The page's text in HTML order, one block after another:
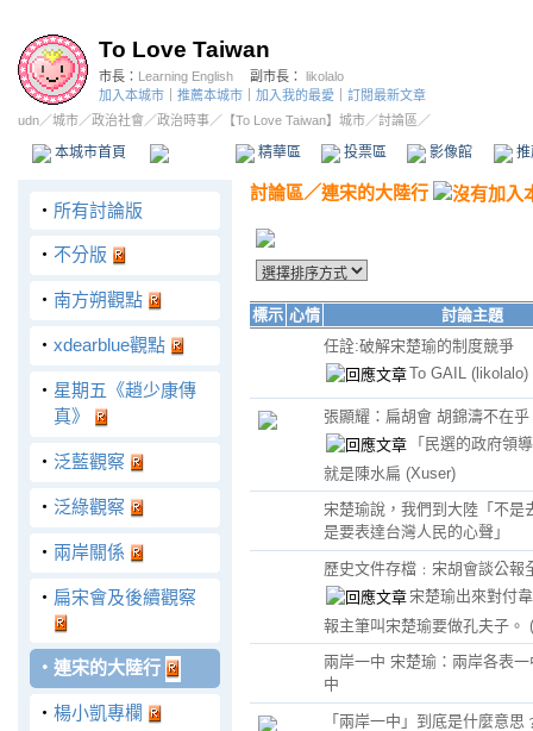
To Love Taiwan
市長： Learning English 副市長： likolalo
加入本城市
推薦本城市 加入我的最愛
訂閱最新文章
udn／城市／政治社會 ／政治時事／ 【To Love Taiwan】城市／討論區／
本城市首頁 精華區 投票區 影像館
‧ 所有討論版
‧ 不分版
‧ 南方朔觀點
‧ xdearblue觀點
‧ 星期五《趙少康傳
真》
‧ 泛藍觀察
‧ 泛綠觀察
‧ 兩岸關係
‧ 扁宋會及後續觀察
‧ 連宋的大陸行
‧ 楊小凱專欄
討論區／連宋的大陸行
標示 心情
討論主題
任詮:破解宋楚瑜的制度競爭
To GAIL (likolalo)
張顯耀：扁胡會 胡錦濤不在乎
「民選的政府領
就是陳水扁 (Xuser)
宋楚瑜說，我們到大陸「不是
是要表達台灣人民的心聲」
歷史文件存檔﹕宋胡會談公報
宋楚瑜出來對付
報主筆叫宋楚瑜要做孔夫子。
兩岸一中 宋楚瑜：兩岸各表
中
「兩岸一中」到底是什麼意思